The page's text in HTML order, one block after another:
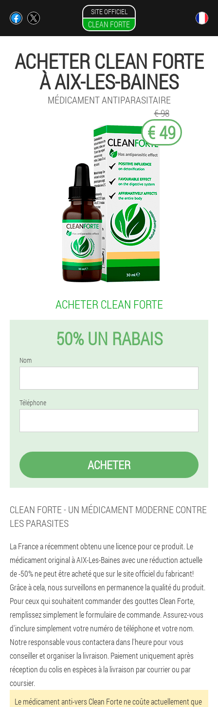
SITE OFFICIEL
CLEAN FORTE
ACHETER CLEAN FORTE
À AIX-LES-BAINES
MÉDICAMENT ANTIPARASITAIRE
€ 98
€ 49
ACHETER CLEAN FORTE
50% UN RABAIS
Nom
Téléphone
ACHETER
CLEAN FORTE - UN MÉDICAMENT MODERNE CONTRE
LES PARASITES
La France a récemment obtenu une licence pour ce produit. Le
médicament original à AIX-Les-Baines avec une réduction actuelle
de -50% ne peut être acheté que sur le site officiel du fabricant!
Grâce à cela, nous surveillons en permanence la qualité du produit.
Pour ceux qui souhaitent commander des gouttes Clean Forte,
remplissez simplement le formulaire de commande. Assurez-vous
d'inclure simplement votre numéro de téléphone et votre nom.
Notre responsable vous contactera dans l'heure pour vous
conseiller et organiser la livraison. Paiement uniquement après
réception du colis en espèces à la livraison par courrier ou par
coursier.
Le médicament anti-vers Clean Forte ne coûte actuellement que